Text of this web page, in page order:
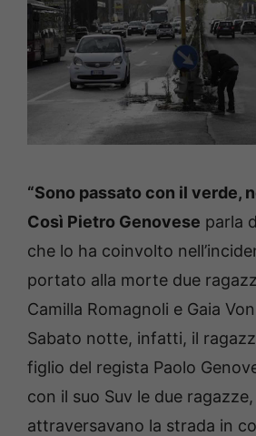
“Sono passato con il verde,
Così Pietro Genovese parla
che lo ha coinvolto
portato alla morte due
Camilla Romagnoli e Gaia
Sabato notte, infatti, il
figlio del regista Paolo
con il suo Suv le due
attraversavano la strada in